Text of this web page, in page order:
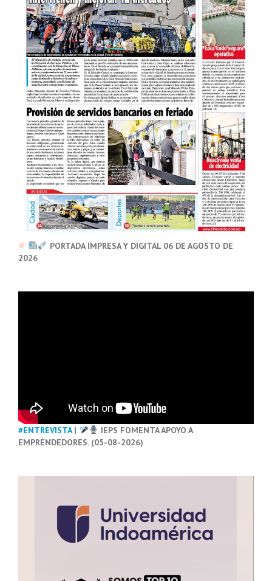
PORTADA IMPRESA Y DIGITAL 06 DE AGOSTO DE
2026
#ENTREVISTA|
IEPS FOMENTA APOYO A
EMPRENDEDORES. (05-08-2026)